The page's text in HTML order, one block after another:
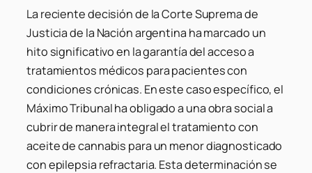
La reciente decisión de la Corte Suprema de
Justicia de la Nación argentina ha marcado un
hito significativo en la garantía del acceso a
tratamientos médicos para pacientes con
condiciones crónicas. En este caso específico, el
Máximo Tribunal ha obligado a una obra social a
cubrir de manera integral el tratamiento con
aceite de cannabis para un menor diagnosticado
con epilepsia refractaria. Esta determinación se